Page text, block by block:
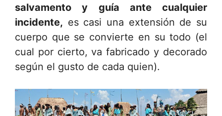
salvamento y guía ante cualquier
incidente, es casi una extensión de su
cuerpo que se convierte en su todo (el
cual por cierto, va fabricado y decorado
según el gusto de cada quien).